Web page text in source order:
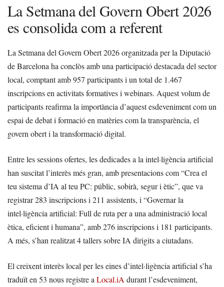
La Setmana del Govern Obert 2026
es consolida com a referent
La Setmana del Govern Obert 2026 organitzada per la Diputació
de Barcelona ha conclòs amb una participació destacada del sector
local, comptant amb 957 participants i un total de 1.467
inscripcions en activitats formatives i webinars. Aquest volum de
participants reafirma la importància d’aquest esdeveniment com un
espai de debat i formació en matèries com la transparència, el
govern obert i la transformació digital.
Entre les sessions ofertes, les dedicades a la intel·ligència artificial
han suscitat l’interès més gran, amb presentacions com “Crea el
teu sistema d’IA al teu PC: públic, sobirà, segur i ètic”, que va
registrar 283 inscripcions i 211 assistents, i “Governar la
intel·ligència artificial: Full de ruta per a una administració local
ètica, eficient i humana”, amb 276 inscripcions i 181 participants.
A més, s’han realitzat 4 tallers sobre IA dirigits a ciutadans.
El creixent interès local per les eines d’intel·ligència artificial s’ha
traduït en 53 nous registre a Local.iA durant l’esdeveniment,